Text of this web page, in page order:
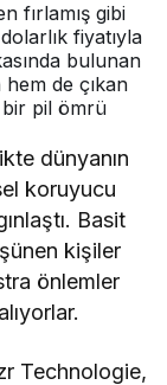
fırlamış gibi
fiyatıyla
bulunan
hem de çıkan
bir pil ömrü
dünyanın
koruyucu
Basit
kişiler
önlemler
Technologie,